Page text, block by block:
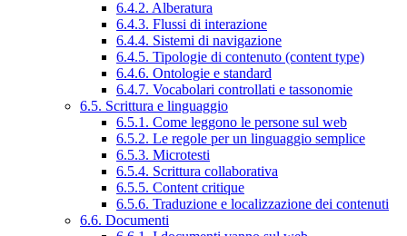
6.4.2. Alberatura
6.4.3. Flussi di interazione
6.4.4. Sistemi di navigazione
6.4.5. Tipologie di contenuto (content type)
6.4.6. Ontologie e standard
6.4.7. Vocabolari controllati e tassonomie
6.5. Scrittura e linguaggio
6.5.1. Come leggono le persone sul web
6.5.2. Le regole per un linguaggio semplice
6.5.3. Microtesti
6.5.4. Scrittura collaborativa
6.5.5. Content critique
6.5.6. Traduzione e localizzazione dei contenuti
6.6. Documenti